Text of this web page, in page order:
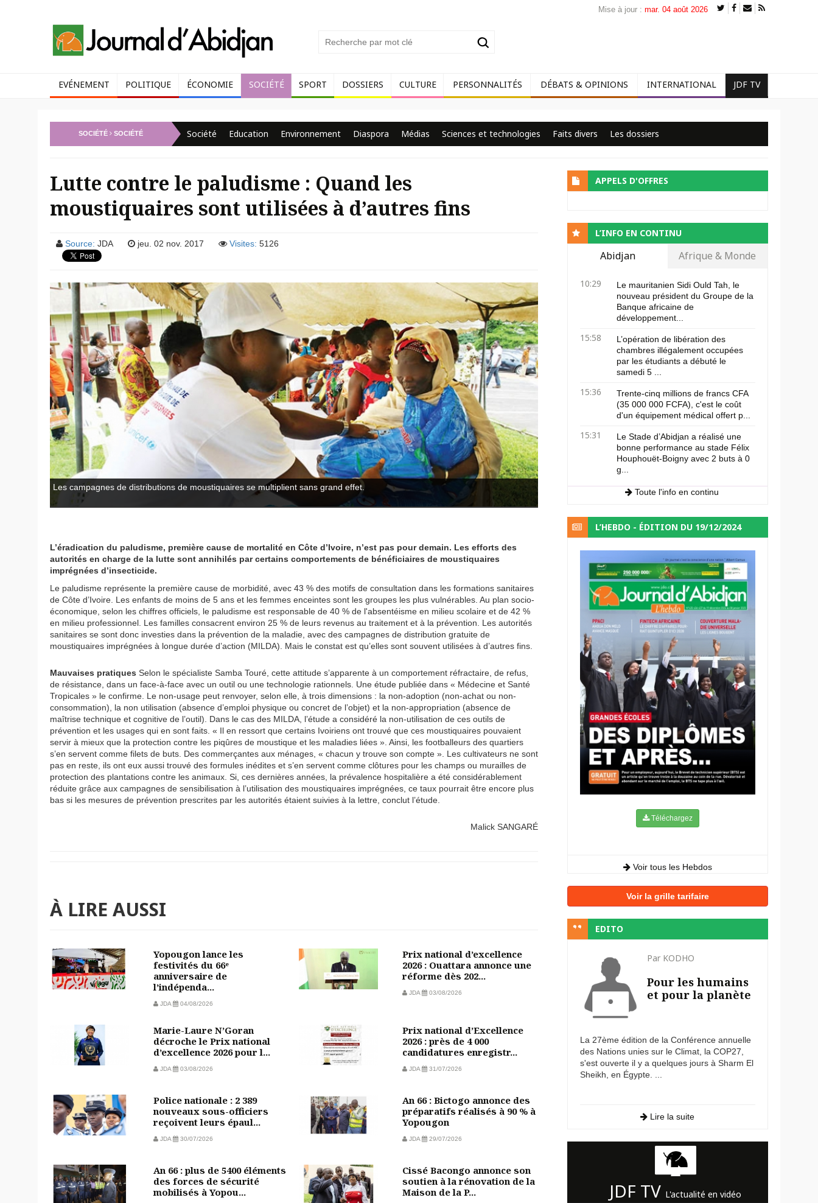
Mise à jour : mar. 04 août 2026
EVÉNEMENT POLITIQUE ÉCONOMIE SOCIÉTÉ SPORT DOSSIERS CULTURE PERSONNALITÉS DÉBATS & OPINIONS INTERNATIONAL JDF TV
SOCIÉTÉ SOCIÉTÉ Société Education Environnement Diaspora Médias Sciences et technologies Faits divers Les dossiers
Lutte contre le paludisme : Quand les
moustiquaires sont utilisées à d’autres fins
Source: JDA jeu. 02 nov. 2017 Visites: 5126
Les campagnes de distributions de moustiquaires se multiplient sans grand effet.
L’éradication du paludisme, première cause de mortalité en Côte d’Ivoire, n’est pas pour demain. Les efforts des
autorités en charge de la lutte sont annihilés par certains comportements de bénéficiaires de moustiquaires
imprégnées d’insecticide.
Le paludisme représente la première cause de morbidité, avec 43 % des motifs de consultation dans les formations sanitaires
de Côte d’Ivoire. Les enfants de moins de 5 ans et les femmes enceintes sont les groupes les plus vulnérables. Au plan socio-
économique, selon les chiffres officiels, le paludisme est responsable de 40 % de l'absentéisme en milieu scolaire et de 42 %
en milieu professionnel. Les familles consacrent environ 25 % de leurs revenus au traitement et à la prévention. Les autorités
sanitaires se sont donc investies dans la prévention de la maladie, avec des campagnes de distribution gratuite de
moustiquaires imprégnées à longue durée d’action (MILDA). Mais le constat est qu’elles sont souvent utilisées à d’autres fins.
Mauvaises pratiques Selon le spécialiste Samba Touré, cette attitude s’apparente à un comportement réfractaire, de refus,
de résistance, dans un face-à-face avec un outil ou une technologie rationnels. Une étude publiée dans « Médecine et Santé
Tropicales » le confirme. Le non-usage peut renvoyer, selon elle, à trois dimensions : la non-adoption (non-achat ou non-
consommation), la non utilisation (absence d’emploi physique ou concret de l’objet) et la non-appropriation (absence de
maîtrise technique et cognitive de l’outil). Dans le cas des MILDA, l’étude a considéré la non-utilisation de ces outils de
prévention et les usages qui en sont faits. « Il en ressort que certains Ivoiriens ont trouvé que ces moustiquaires pouvaient
servir à mieux que la protection contre les piqûres de moustique et les maladies liées ». Ainsi, les footballeurs des quartiers
s’en servent comme filets de buts. Des commerçantes aux ménages, « chacun y trouve son compte ». Les cultivateurs ne sont
pas en reste, ils ont eux aussi trouvé des formules inédites et s’en servent comme clôtures pour les champs ou murailles de
protection des plantations contre les animaux. Si, ces dernières années, la prévalence hospitalière a été considérablement
réduite grâce aux campagnes de sensibilisation à l’utilisation des moustiquaires imprégnées, ce taux pourrait être encore plus
bas si les mesures de prévention prescrites par les autorités étaient suivies à la lettre, conclut l’étude.
Malick SANGARÉ
À LIRE AUSSI
Yopougon lance les
festivités du 66ᵉ
anniversaire de
l’indépenda...
JDA 04/08/2026
Prix national d’excellence
2026 : Ouattara annonce une
réforme dès 202...
JDA 03/08/2026
Marie-Laure N’Goran
décroche le Prix national
d’excellence 2026 pour l...
JDA 03/08/2026
Prix national d’Excellence
2026 : près de 4 000
candidatures enregistr...
JDA 31/07/2026
Police nationale : 2 389
nouveaux sous-officiers
reçoivent leurs épaul...
JDA 30/07/2026
An 66 : Bictogo annonce des
préparatifs réalisés à 90 % à
Yopougon
JDA 29/07/2026
An 66 : plus de 5400 éléments
des forces de sécurité
mobilisés à Yopou...
Cissé Bacongo annonce son
soutien à la rénovation de la
Maison de la P...
APPELS D'OFFRES
L’INFO EN CONTINU
Abidjan Afrique & Monde
10:29
Le mauritanien Sidi Ould Tah, le
nouveau président du Groupe de la
Banque africaine de
développement...
15:58
L’opération de libération des
chambres illégalement occupées
par les étudiants a débuté le
samedi 5 ...
15:36
Trente-cinq millions de francs CFA
(35 000 000 FCFA), c'est le coût
d'un équipement médical offert p...
15:31
Le Stade d’Abidjan a réalisé une
bonne performance au stade Félix
Houphouët-Boigny avec 2 buts à 0
g...
Toute l'info en continu
L’HEBDO - ÉDITION DU 19/12/2024
Téléchargez
Voir tous les Hebdos
Voir la grille tarifaire
EDITO
Par KODHO
Pour les humains
et pour la planète
La 27ème édition de la Conférence annuelle
des Nations unies sur le Climat, la COP27,
s'est ouverte il y a quelques jours à Sharm El
Sheikh, en Égypte. ...
Lire la suite
JDF TV L'actualité en vidéo